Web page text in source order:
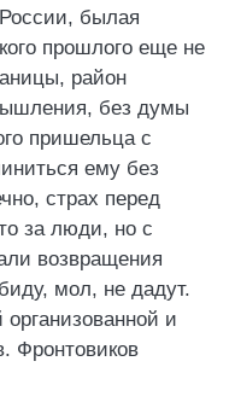
былая
прошлого еще не
район
без думы
пришельца с
ему без
страх перед
за люди, но с
возвращения
мол, не дадут.
и
Фронтовиков